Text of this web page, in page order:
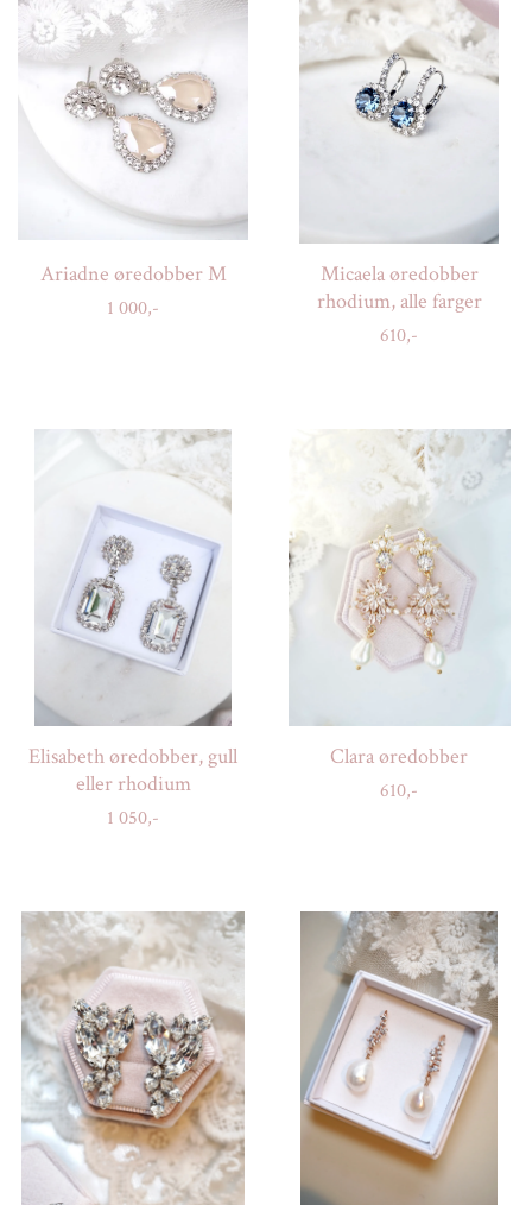
Ariadne øredobber M
1 000,-
Micaela øredobber
rhodium, alle farger
610,-
Elisabeth øredobber, gull
eller rhodium
1 050,-
Clara øredobber
610,-